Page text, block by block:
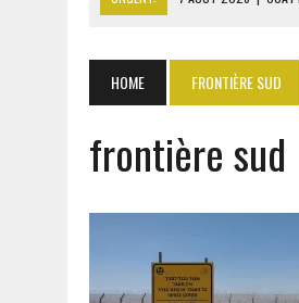
SÉNÉGAL :
7 AOÛT 2026 | LE PREMIER
7 AOÛT 2026
GAZ GTA :
HOME FRONTIÈRE SUD
frontière sud